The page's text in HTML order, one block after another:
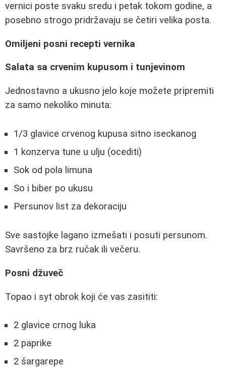
vernici poste svaku sredu i petak tokom godine, a
posebno strogo pridržavaju se četiri velika posta.
Omiljeni posni recepti vernika
Salata sa crvenim kupusom i tunjevinom
Jednostavno a ukusno jelo koje možete pripremiti
za samo nekoliko minuta:
1/3 glavice crvenog kupusa sitno iseckanog
1 konzerva tune u ulju (ocediti)
Sok od pola limuna
So i biber po ukusu
Persunov list za dekoraciju
Sve sastojke lagano izmešati i posuti persunom.
Savršeno za brz ručak ili večeru.
Posni džuveč
Topao i syt obrok koji će vas zasititi:
2 glavice crnog luka
2 paprike
2 šargarepe